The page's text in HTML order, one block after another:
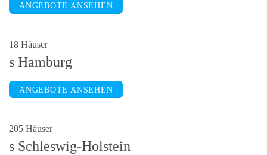
ANGEBOTE ANSEHEN
18 Häuser
Hamburg
ANGEBOTE ANSEHEN
205 Häuser
Schleswig-Holstein